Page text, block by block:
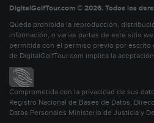
DigitalGolfTour.com © 2026. Todos los
Queda prohibida la reproducción,
información, o varias partes de este sitio
permitida con el permiso previo por escrito
de DigitalGolfTour.com implica la
Comprometida con la privacidad de sus
Registro Nacional de Bases de Datos,
Datos Personales Ministerio de Justicia y